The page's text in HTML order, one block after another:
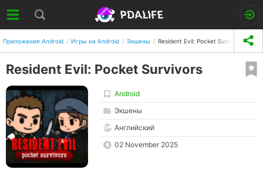
Приложения Android Игры на Android Экшены Resident Evil: Pocket Survivors
Resident Evil: Pocket Survivors
Android
Экшены
Английский
02 November 2025